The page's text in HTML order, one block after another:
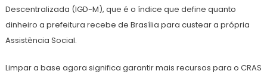
Descentralizada (IGD-M), que é o índice que define quanto
dinheiro a prefeitura recebe de Brasília para custear a própria
Assistência Social.
Limpar a base agora significa garantir mais recursos para o CRAS